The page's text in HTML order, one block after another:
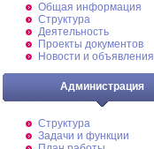
Общая информация
Структура
Деятельность
Проекты документов
Новости и объявления
Администрация
Структура
Задачи и функции